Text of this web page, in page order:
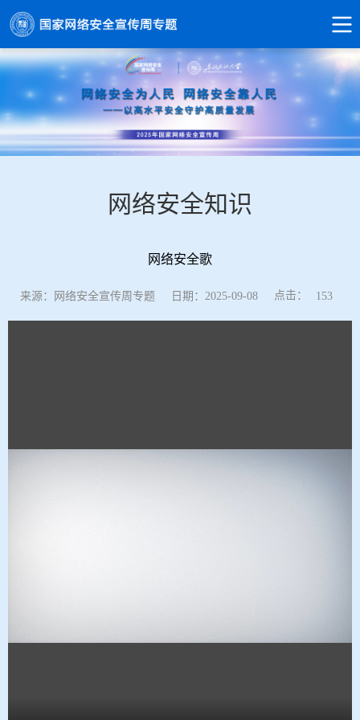
网络安全知识
网络安全歌
来源：网络安全宣传周专题 日期：2025-09-08 点击： 153